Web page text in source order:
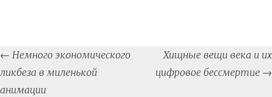
Post
navigation
← Немного экономического
ликбеза в миленькой
анимации
Хищные вещи века и их
цифровое бессмертие →